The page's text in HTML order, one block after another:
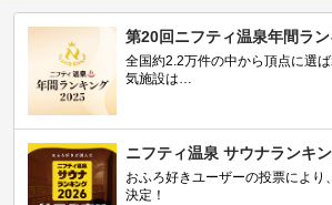
第20回ニフティ温泉年間ラ
全国約2.2万件の中から頂点に選
気施設は…
ニフティ温泉 サウナランキ
おふろ好きユーザーの投票により
決定！